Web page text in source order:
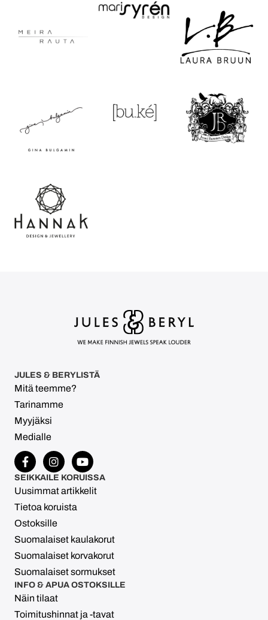
JULES & BERYLISTÄ
Mitä teemme?
Tarinamme
Myyjäksi
Medialle
SEIKKAILE KORUISSA
Uusimmat artikkelit
Tietoa koruista
Ostoksille
Suomalaiset kaulakorut
Suomalaiset korvakorut
Suomalaiset sormukset
INFO & APUA OSTOKSILLE
Näin tilaat
Toimitushinnat ja -tavat